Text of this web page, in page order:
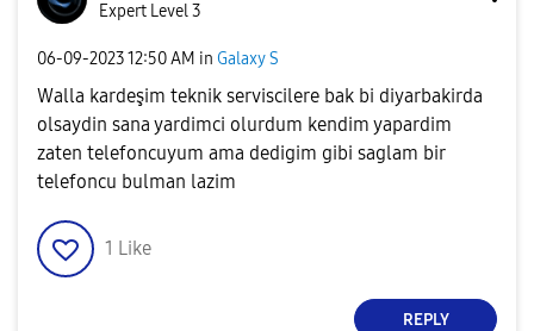
Expert Level 3
‎06-09-202312:50 AM in Galaxy S
Walla kardeşim teknik serviscilere bak bi diyarbakirda
olsaydin sana yardimci olurdum kendim yapardim
zaten telefoncuyum ama dedigim gibi saglam bir
telefoncu bulman lazim
1 Like
REPLY